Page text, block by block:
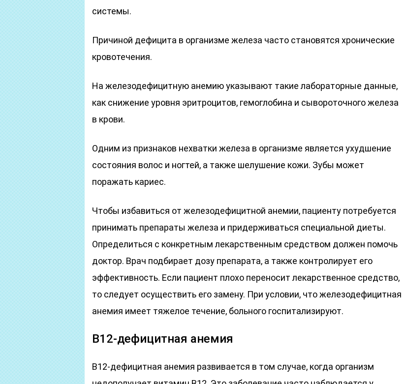
системы.
Причиной дефицита в организме железа часто становятся хронические
кровотечения.
На железодефицитную анемию указывают такие лабораторные данные,
как снижение уровня эритроцитов, гемоглобина и сывороточного железа
в крови.
Одним из признаков нехватки железа в организме является ухудшение
состояния волос и ногтей, а также шелушение кожи. Зубы может
поражать кариес.
Чтобы избавиться от железодефицитной анемии, пациенту потребуется
принимать препараты железа и придерживаться специальной диеты.
Определиться с конкретным лекарственным средством должен помочь
доктор. Врач подбирает дозу препарата, а также контролирует его
эффективность. Если пациент плохо переносит лекарственное средство,
то следует осуществить его замену. При условии, что железодефицитная
анемия имеет тяжелое течение, больного госпитализируют.
В12-дефицитная анемия
В12-дефицитная анемия развивается в том случае, когда организм